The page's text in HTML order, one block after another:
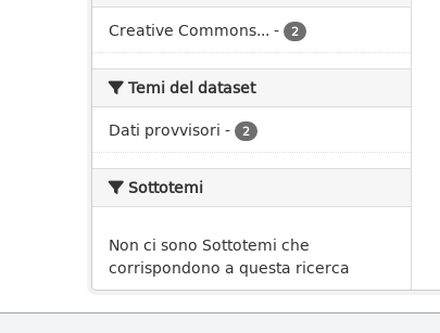
Creative Commons... - 2
Temi del dataset
Dati provvisori - 2
Sottotemi
Non ci sono Sottotemi che
corrispondono a questa ricerca